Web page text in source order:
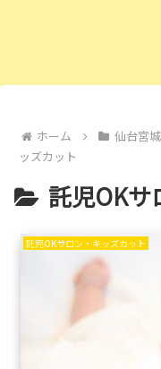
ホーム 仙台宮
ッズカット
託児OKサ
託児OKサロン・キッズカット